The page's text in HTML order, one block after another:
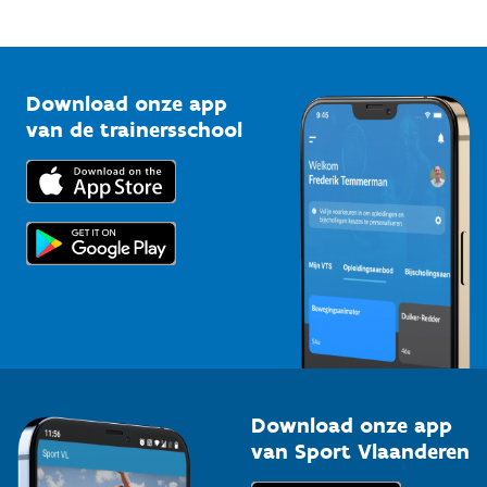
Bedrijven
Trainers en begeleiders
Topsporters
Vlaamse Trainersschool
Kennisplatform
Downloads
Voor de pers
Download onze app
van de trainersschool
Download onze app
van Sport Vlaanderen